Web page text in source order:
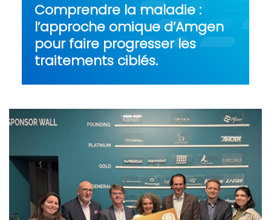
Comprendre la maladie :
l’approche omique d’Amgen
pour faire progresser les
traitements ciblés.